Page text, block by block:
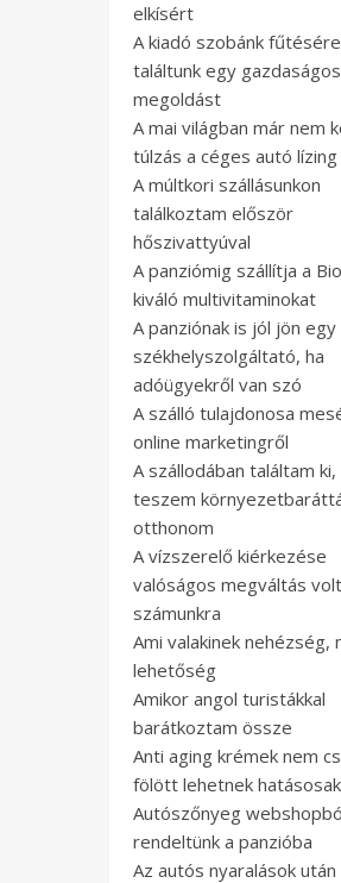
elkísért
A kiadó szobánk
találtunk egy gazdaságos
megoldást
A mai világban már nem
túlzás a céges autó lízing
A múltkori szállásunkon
találkoztam először
hőszivattyúval
A panziómig szállítja a
kiváló multivitaminokat
A panziónak is jól jön egy
székhelyszolgáltató, ha
adóügyekről van szó
A szálló tulajdonosa
online marketingről
A szállodában találtam ki,
teszem
otthonom
A vízszerelő kiérkezése
valóságos megváltás volt
számunkra
Ami valakinek nehézség,
lehetőség
Amikor angol turistákkal
barátkoztam össze
Anti aging krémek nem
fölött lehetnek hatásosak
Autószőnyeg
rendeltünk a panzióba
Az autós nyaralások után